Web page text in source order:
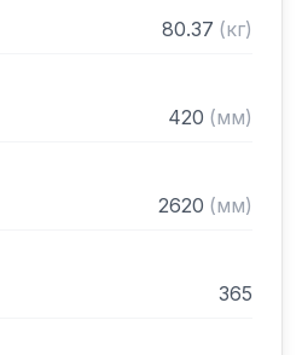
80.37 (кг)
420 (мм)
2620 (мм)
365